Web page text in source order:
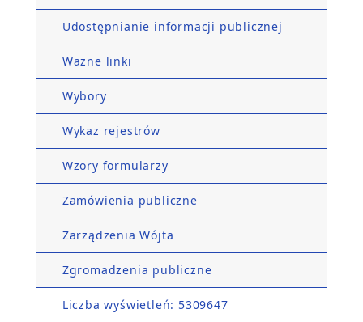
Udostępnianie informacji publicznej
Ważne linki
Wybory
Wykaz rejestrów
Wzory formularzy
Zamówienia publiczne
Zarządzenia Wójta
Zgromadzenia publiczne
Liczba wyświetleń: 5309647